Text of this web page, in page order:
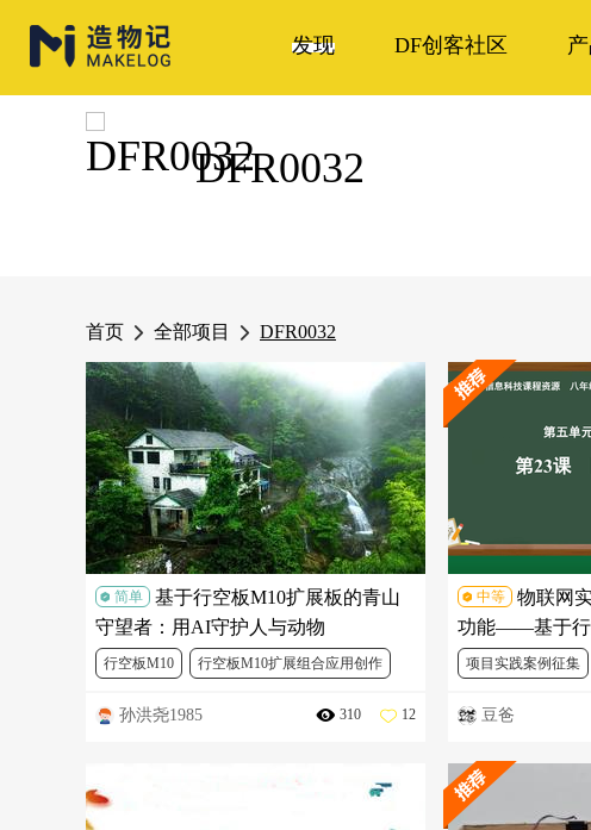
发现 DF创客社区
DFR0032
首页 全部项目 DFR0032
简单
基于行空板M10扩展板的青山
守望者：用AI守护人与动物
行空板M10 行空板M10扩展组合应用创作
人工智能 物联网 FIT0701
孙洪尧1985 310 12
中等
物联网
功能——基于行
护系统
项目实践案例征集
物联网
SEN0017
豆爸